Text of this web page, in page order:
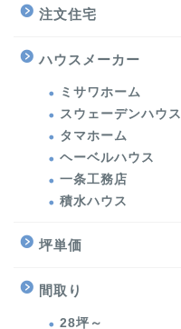
注文住宅
ハウスメーカー
ミサワホーム
スウェーデンハウス
タマホーム
ヘーベルハウス
一条工務店
積水ハウス
坪単価
間取り
28坪～